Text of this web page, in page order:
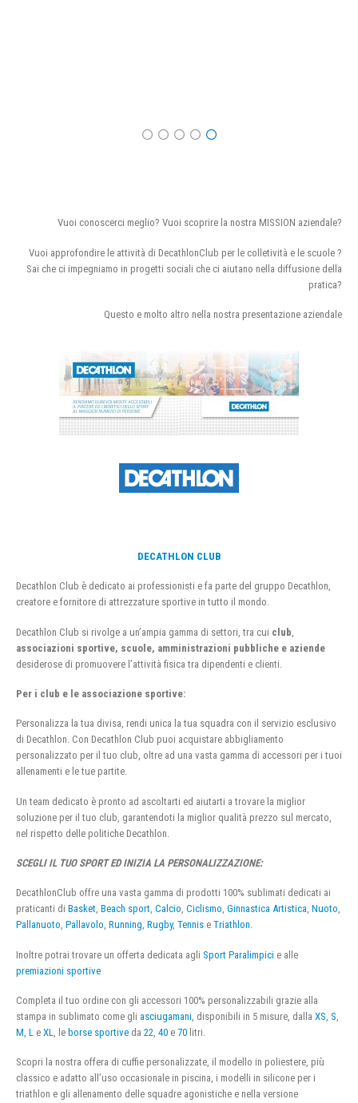
Vuoi conoscerci meglio? Vuoi scoprire la nostra MISSION aziendale?
Vuoi approfondire le attività di DecathlonClub per le colletività e le scuole ?
Sai che ci impegniamo in progetti sociali che ci aiutano nella diffusione della
pratica?
Questo e molto altro nella nostra presentazione aziendale
DECATHLON CLUB
Decathlon Club è dedicato ai professionisti e fa parte del gruppo Decathlon,
creatore e fornitore di attrezzature sportive in tutto il mondo.
Decathlon Club si rivolge a un’ampia gamma di settori, tra cui club
associazioni sportive, scuole, amministrazioni pubbliche e aziende
desiderose di promuovere l’attività fisica tra dipendenti e clienti.
Per i club e le associazione sportive:
Personalizza la tua divisa, rendi unica la tua squadra con il servizio esclusivo
di Decathlon. Con Decathlon Club puoi acquistare abbigliamento
personalizzato per il tuo club, oltre ad una vasta gamma di accessori per i tuoi
allenamenti e le tue partite.
Un team dedicato è pronto ad ascoltarti ed aiutarti a trovare la miglior
soluzione per il tuo club, garantendoti la miglior qualità prezzo sul mercato,
nel rispetto delle politiche Decathlon.
SCEGLI IL TUO SPORT ED INIZIA LA PERSONALIZZAZIONE:
DecathlonClub offre una vasta gamma di prodotti 100% sublimati dedicati ai
praticanti di Basket, Beach sport, Calcio, Ciclismo, Ginnastica Artistica, Nuoto,
Pallanuoto, Pallavolo, Running, Rugby, Tennis e Triathlon.
Inoltre potrai trovare un offerta dedicata agli Sport Paralimpici e alle
premiazioni sportive
Completa il tuo ordine con gli accessori 100% personalizzabili grazie alla
stampa in sublimato come gli asciugamani , disponibili in 5 misure, dalla XS S
M L e XL , le borse sportive da 22 40 e 70 litri.
Scopri la nostra offera di cuffie personalizzate, il modello in poliestere, più
classico e adatto all’uso occasionale in piscina, i modelli in silicone per i
triathlon e gli allenamento delle squadre agonistiche e nella versione